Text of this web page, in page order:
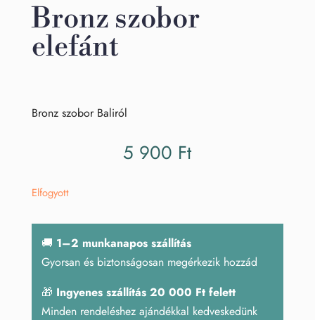
Bronz szobor
elefánt
Bronz szobor Baliról
5 900 Ft
Elfogyott
🚚 1–2 munkanapos szállítás
Gyorsan és biztonságosan megérkezik hozzád
🎁 Ingyenes szállítás 20 000 Ft felett
Minden rendeléshez ajándékkal kedveskedünk